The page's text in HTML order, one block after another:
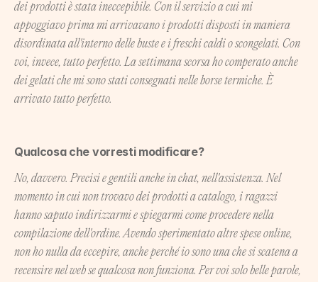
dei prodotti è stata ineccepibile. Con il servizio a cui mi
appoggiavo prima mi arrivavano i prodotti disposti in maniera
disordinata all'interno delle buste e i freschi caldi o scongelati. Con
voi, invece, tutto perfetto. La settimana scorsa ho comperato anche
dei gelati che mi sono stati consegnati nelle borse termiche. È
arrivato tutto perfetto.
Qualcosa che vorresti modificare?
No, davvero. Precisi e gentili anche in chat, nell'assistenza. Nel
momento in cui non trovavo dei prodotti a catalogo, i ragazzi
hanno saputo indirizzarmi e spiegarmi come procedere nella
compilazione dell'ordine. Avendo sperimentato altre spese online,
non ho nulla da eccepire, anche perché io sono una che si scatena a
recensire nel web se qualcosa non funziona. Per voi solo belle parole,